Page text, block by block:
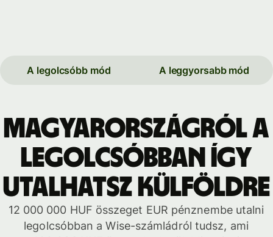
A legolcsóbb mód A leggyorsabb mód
Magyarországról a
legolcsóbban így
utalhatsz külföldre
12 000 000 HUF összeget EUR pénznembe utalni
legolcsóbban a Wise-számládról tudsz, ami